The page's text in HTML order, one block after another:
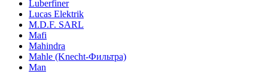
Luberfiner
Lucas Elektrik
M.D.F. SARL
Mafi
Mahindra
Mahle (Knecht-Фильтра)
Man